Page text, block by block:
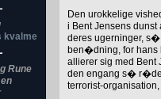
kvalme
Rune
Den urokkelige
i Bent Jensens
deres ugerninger,
ben�dning, for
allierer sig med
den engang s� r�de
terrorist-